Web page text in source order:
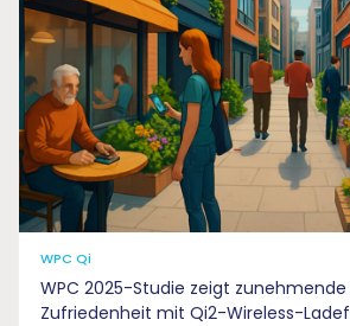
WPC Qi
WPC 2025-Studie zeigt
Zufriedenheit mit Qi2-Wireless-